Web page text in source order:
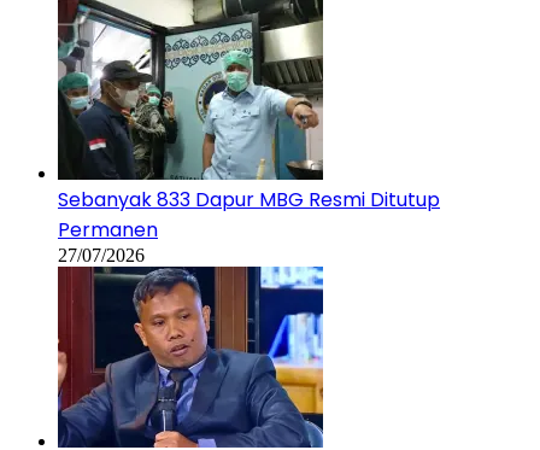
Sebanyak 833 Dapur MBG Resmi Ditutup
Permanen
27/07/2026